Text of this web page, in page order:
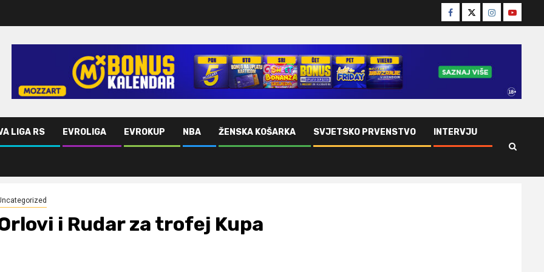
Facebook
TwitterInstagram
Youtube
LIGA RS EVROLIGA EVROKUP NBA ŽENSKA KOŠARKA SVJETSKO PRVENSTVO INTERVJU
i Rudar za trofej Kupa